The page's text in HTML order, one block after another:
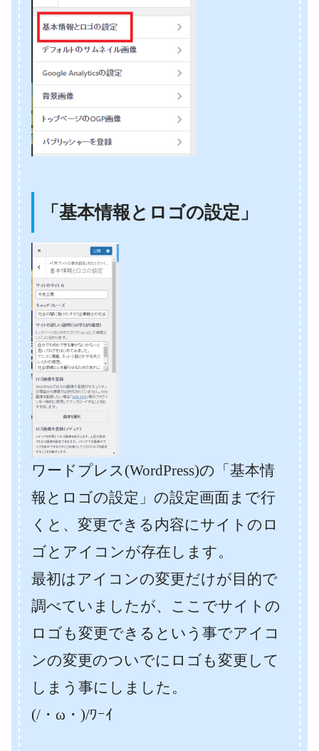
「基本情報とロゴの設定」
ワードプレス(WordPress)の「基本情
報とロゴの設定」の設定画面まで行
くと、変更できる内容にサイトのロ
ゴとアイコンが存在します。
最初はアイコンの変更だけが目的で
調べていましたが、ここでサイトの
ロゴも変更できるという事でアイコ
ンの変更のついでにロゴも変更して
しまう事にしました。
(/・ω・)/ﾜｰｲ